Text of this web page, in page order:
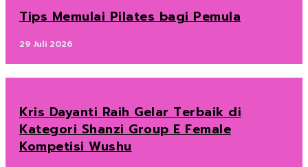
Tips Memulai Pilates bagi Pemula
29 Juli 2026
Kris Dayanti Raih Gelar Terbaik di
Kategori Shanzi Group E Female
Kompetisi Wushu